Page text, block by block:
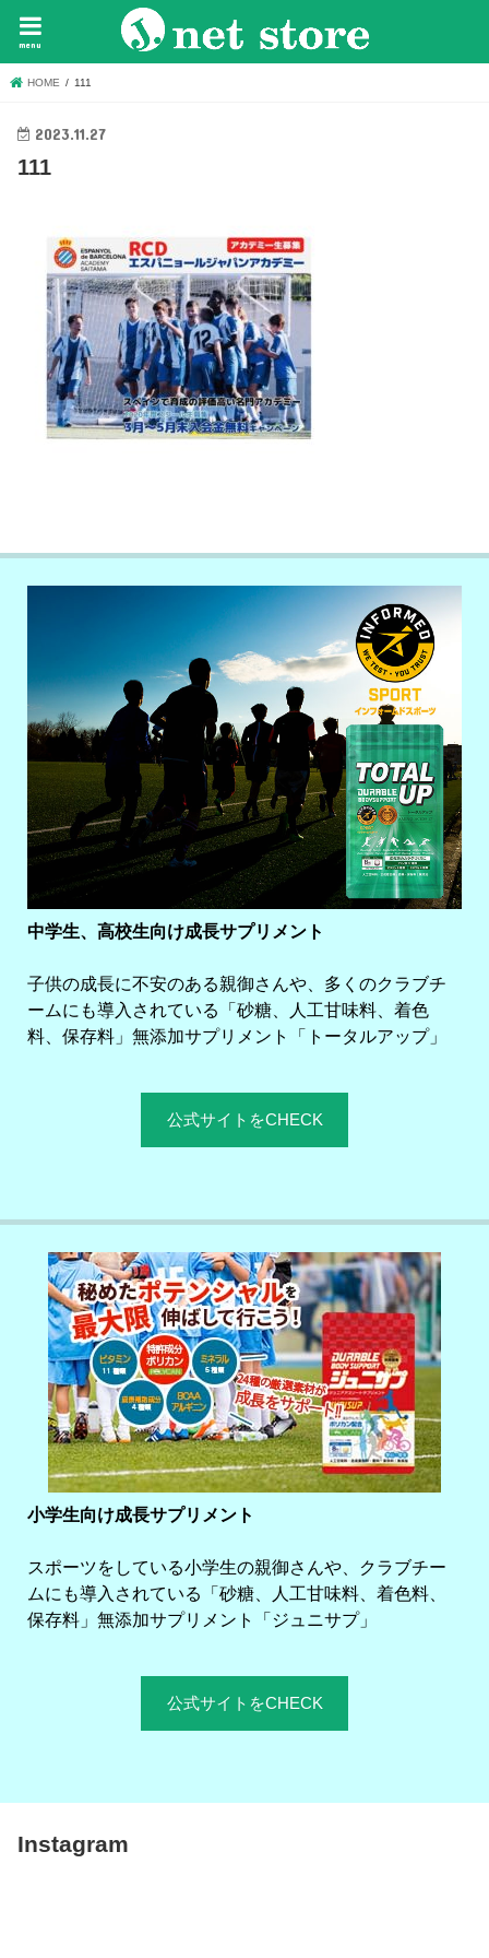
menu
HOME 111
2023.11.27
111
中学生、高校生向け成長サプリメント
子供の成長に不安のある親御さんや、多くのクラブチ
ームにも導入されている「砂糖、人工甘味料、着色
料、保存料」無添加サプリメント「トータルアップ」
公式サイトをCHECK
小学生向け成長サプリメント
スポーツをしている小学生の親御さんや、クラブチー
ムにも導入されている「砂糖、人工甘味料、着色料、
保存料」無添加サプリメント「ジュニサプ」
公式サイトをCHECK
Instagram